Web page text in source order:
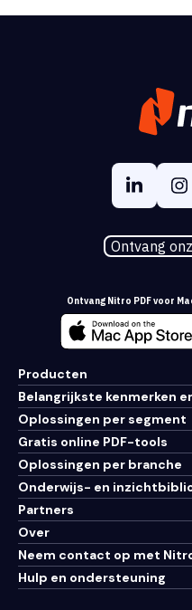
Ontvang
Ontvang Nitro PDF voor
Producten
Belangrijkste kenmerken
Oplossingen per segment
Gratis online PDF-tools
Oplossingen per branche
Onderwijs- en
Partners
Over
Neem contact op met
Hulp en ondersteuning